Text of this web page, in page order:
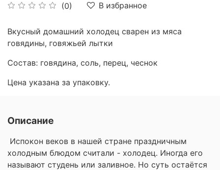
(0) В избранное
Вкусный домашний холодец сварен из мяса
говядины, говяжьей лытки
Состав: говядина, соль, перец, чеснок
Цена указана за упаковку.
Описание
Испокон веков в нашей стране праздничным
холодным блюдом считали - холодец. Иногда его
называют студень или заливное. Но суть остаётся